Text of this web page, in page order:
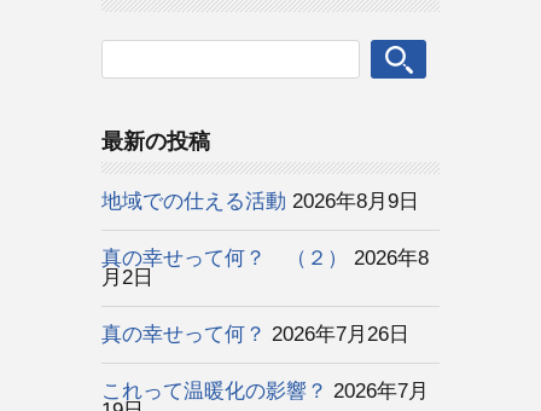
最新の投稿
地域での仕える活動 2026年8月9日
真の幸せって何？ （２）
2026年8
月2日
真の幸せって何？ 2026年7月26日
これって温暖化の影響？ 2026年7月